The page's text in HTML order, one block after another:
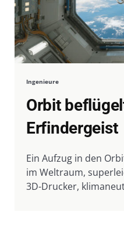
Ingenieure
Orbit
Erfindergeist
Ein Aufzug in den
im Weltraum,
3D-Drucker,